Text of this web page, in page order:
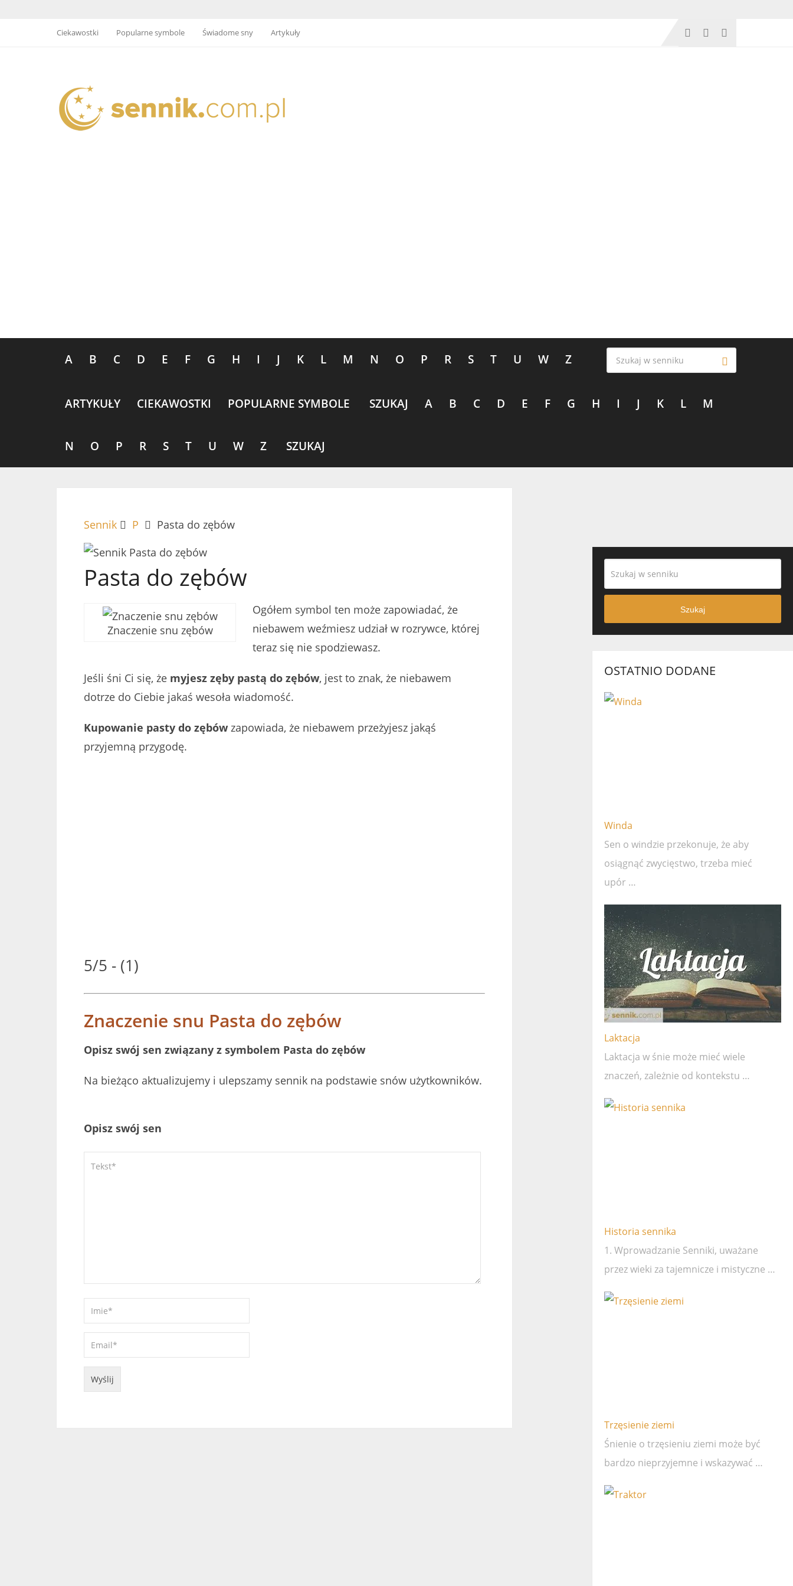
Ciekawostki Popularne symbole Świadome sny Artykuły
A B C D E F G H I J K L M N O P R S T U W Z
ARTYKUŁY CIEKAWOSTKI POPULARNE SYMBOLE SZUKAJ A B C D E F G H I J K L M
N O P R S T U W Z SZUKAJ
Sennik P Pasta do zębów
Pasta do zębów
Znaczenie snu zębów
Ogółem symbol ten może zapowiadać, że
niebawem weźmiesz udział w rozrywce, której
teraz się nie spodziewasz.
Jeśli śni Ci się, że myjesz zęby pastą do zębów, jest to znak, że niebawem
dotrze do Ciebie jakaś wesoła wiadomość.
Kupowanie pasty do zębów zapowiada, że niebawem przeżyjesz jakąś
przyjemną przygodę.
5/5 - (1)
Znaczenie snu Pasta do zębów
Opisz swój sen związany z symbolem Pasta do zębów
Na bieżąco aktualizujemy i ulepszamy sennik na podstawie snów użytkowników.
Opisz swój sen
Szukaj
OSTATNIO DODANE
Winda
Sen o windzie przekonuje, że ​​aby
osiągnąć zwycięstwo, trzeba mieć
upór …
Laktacja
Laktacja w śnie może mieć wiele
znaczeń, zależnie od kontekstu …
Historia sennika
1. Wprowadzanie Senniki, uważane
przez wieki za tajemnicze i mistyczne …
Trzęsienie ziemi
Śnienie o trzęsieniu ziemi może być
bardzo nieprzyjemne i wskazywać …